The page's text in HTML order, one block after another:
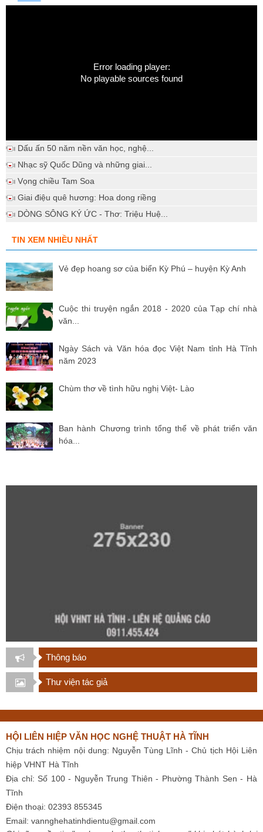
Error loading player:
No playable sources found
Dấu ấn 50 năm nền văn học, nghệ...
Nhạc sỹ Quốc Dũng và những giai...
Vọng chiều Tam Soa
Giai điệu quê hương: Hoa dong riềng
DÒNG SÔNG KÝ ỨC - Thơ: Triệu Huệ...
TIN XEM NHIỀU NHẤT
Vẻ đẹp hoang sơ của biển Kỳ Phú – huyện Kỳ Anh
Cuộc thi truyện ngắn 2018 - 2020 của Tạp chí nhà
văn...
Ngày Sách và Văn hóa đọc Việt Nam tỉnh Hà Tĩnh
năm 2023
Chùm thơ về tình hữu nghị Việt- Lào
Ban hành Chương trình tổng thể về phát triển văn
hóa...
Thông báo
Thư viện tác giả
HỘI LIÊN HIỆP VĂN HỌC NGHỆ THUẬT HÀ TĨNH
Chịu trách nhiệm nội dung: Nguyễn Tùng Lĩnh - Chủ tịch Hội Liên
hiệp VHNT Hà Tĩnh
Địa chỉ: Số 100 - Nguyễn Trung Thiên - Phường Thành Sen - Hà
Tĩnh
Điện thoại: 02393 855345
Email: vannghehatinhdientu@gmail.com